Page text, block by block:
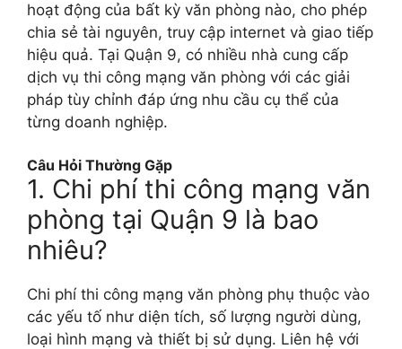
hoạt động của bất kỳ văn phòng nào, cho phép
chia sẻ tài nguyên, truy cập internet và giao tiếp
hiệu quả. Tại Quận 9, có nhiều nhà cung cấp
dịch vụ thi công mạng văn phòng với các giải
pháp tùy chỉnh đáp ứng nhu cầu cụ thể của
từng doanh nghiệp.
Câu Hỏi Thường Gặp
1. Chi phí thi công mạng văn
phòng tại Quận 9 là bao
nhiêu?
Chi phí thi công mạng văn phòng phụ thuộc vào
các yếu tố như diện tích, số lượng người dùng,
loại hình mạng và thiết bị sử dụng. Liên hệ với